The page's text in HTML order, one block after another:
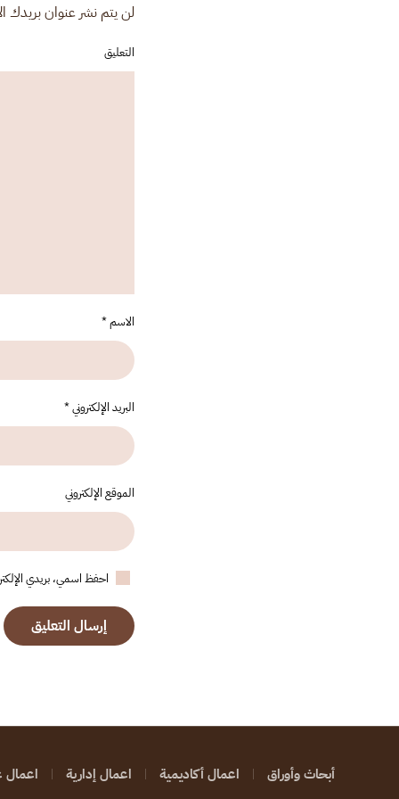
لن يتم نشر عنوان بريدك
التعليق
الاسم*
البريد الإلكتروني*
الموقع الإلكتروني
احفظ اسمي، بريدي
إرسال التعليق
أبحاث وأوراق اعمال أكاديمية اعمال إدارية اعمال